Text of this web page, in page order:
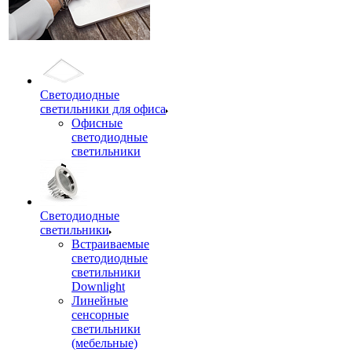
Светодиодные
светильники для офиса
Офисные
светодиодные
светильники
Светодиодные
светильники
Встраиваемые
светодиодные
светильники
Downlight
Линейные
сенсорные
светильники
(мебельные)